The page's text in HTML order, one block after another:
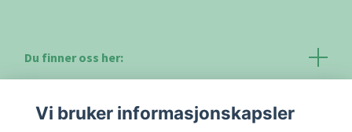
Du finner oss her:
Kontakt
Vi bruker informasjonskapsler